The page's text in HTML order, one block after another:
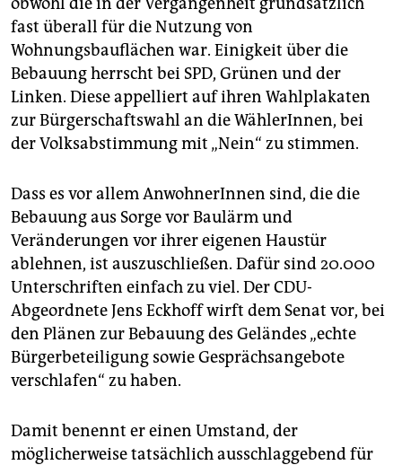
fast überall für die Nutzung von
Wohnungsbauflächen war. Einigkeit über die
Bebauung herrscht bei SPD, Grünen und der
Linken. Diese appelliert auf ihren Wahlplakaten
zur Bürgerschaftswahl an die WählerInnen, bei
der Volksabstimmung mit „Nein“ zu stimmen.
Dass es vor allem AnwohnerInnen sind, die die
Bebauung aus Sorge vor Baulärm und
Veränderungen vor ihrer eigenen Haustür
ablehnen, ist auszuschließen. Dafür sind 20.000
Unterschriften einfach zu viel. Der CDU-
Abgeordnete Jens Eckhoff wirft dem Senat vor, bei
den Plänen zur Bebauung des Geländes „echte
Bürgerbeteiligung sowie Gesprächsangebote
verschlafen“ zu haben.
Damit benennt er einen Umstand, der
möglicherweise tatsächlich ausschlaggebend für